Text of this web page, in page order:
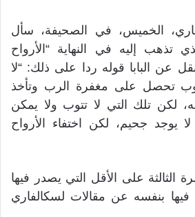
الخميس، في الصحيفة، سأل
تذهب إليه في النهاية “الأرواح
عن البابا قوله ردا على ذلك: “لا
تحصل على مغفرة الرب وتأخذ
لكن تلك التي لا تتوب ولا يمكن
يوجد جحيم، لكن اختفاء الأرواح
الثالثة على الأقل التي يصدر فيها
فيها بنفسه عن مقالات لسكالفاري